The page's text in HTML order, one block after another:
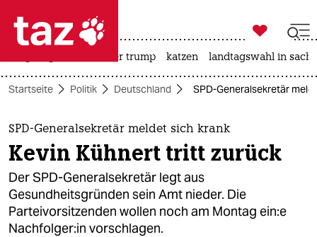
 taz zahl ich
taz zahl ich
themen
politik
öko
gesellschaft

taz zahl ich
usa unter trump katzen landtagswahl in
Startseite Politik Deutschland SPD-Generalsekretär
SPD-Generalsekretär meldet sich krank
Kevin Kühnert tritt zurück
Der SPD-Generalsekretär legt aus
Gesundheitsgründen sein Amt nieder. Die
Parteivorsitzenden wollen noch am Montag ein:e
Nach­fol­ge­r:in vorschlagen.